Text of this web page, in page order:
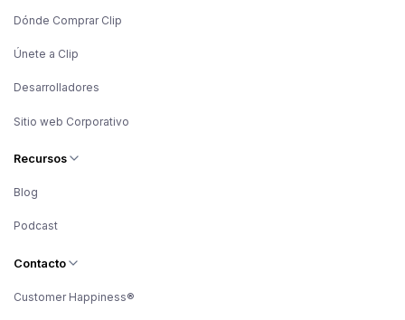
Dónde Comprar Clip
Únete a Clip
Desarrolladores
Sitio web Corporativo
Recursos
Blog
Podcast
Contacto
Customer Happiness®